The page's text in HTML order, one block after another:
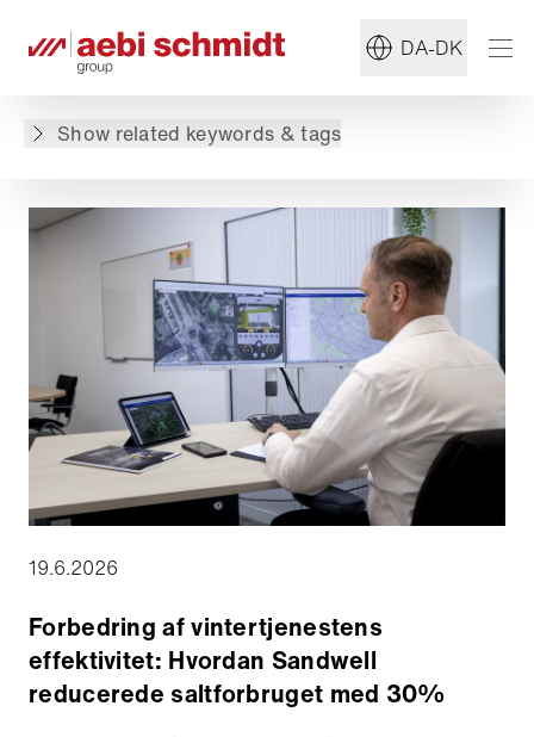
DA-DK
Show related keywords & tags
#Vintervedligeholdelse
19.6.2026
Forbedring af vintertjenestens
effektivitet: Hvordan Sandwell
reducerede saltforbruget med 30%